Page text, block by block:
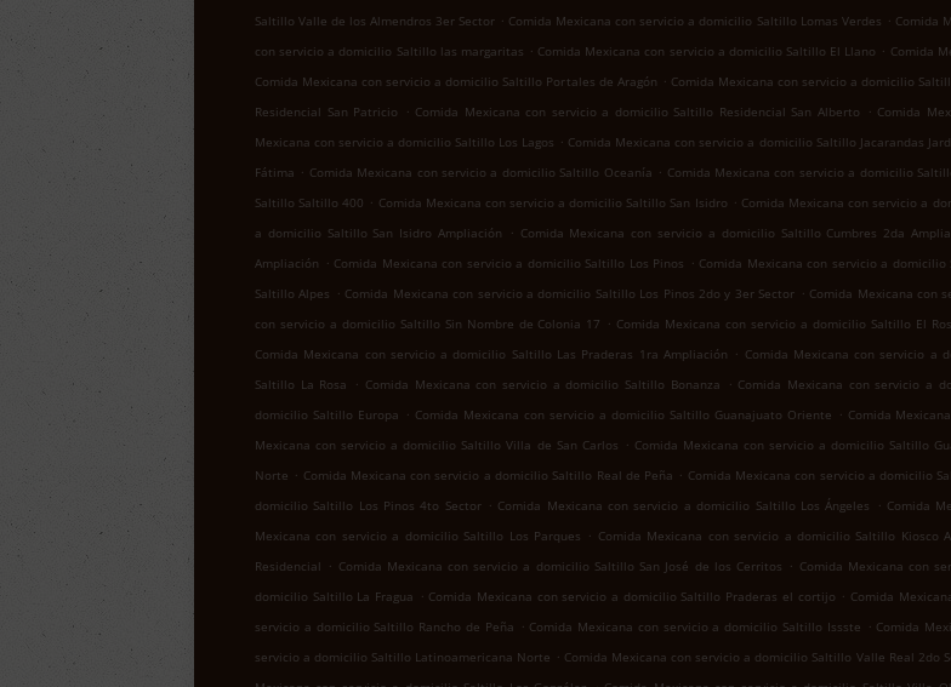
Saltillo Valle de los Almendros 3er Sector . Comida Mexicana con servicio a domicilio Saltillo Lomas Verdes . Comida
con servicio a domicilio Saltillo las margaritas . Comida Mexicana con servicio a domicilio Saltillo El Llano . Comida
Comida Mexicana con servicio a domicilio Saltillo Portales de Aragón . Comida Mexicana con servicio a domicilio
Residencial San Patricio
. Comida Mexicana con servicio a domicilio Saltillo Residencial San Alberto . Comida
Mexicana con servicio a domicilio Saltillo Los Lagos . Comida Mexicana con servicio a domicilio Saltillo Jacarandas
Fátima . Comida Mexicana con servicio a domicilio Saltillo Oceanía . Comida Mexicana con servicio a domicilio
Saltillo Saltillo 400 . Comida Mexicana con servicio a domicilio Saltillo San Isidro . Comida Mexicana con servicio a
a domicilio Saltillo San Isidro Ampliación
. Comida Mexicana con servicio a domicilio Saltillo Cumbres 2da
Ampliación . Comida Mexicana con servicio a domicilio Saltillo Los Pinos . Comida Mexicana con servicio a
Saltillo Alpes . Comida Mexicana con servicio a domicilio Saltillo Los Pinos 2do y 3er Sector . Comida Mexicana con
con servicio a domicilio Saltillo Sin Nombre de Colonia 17 . Comida Mexicana con servicio a domicilio Saltillo El
Comida Mexicana con servicio a domicilio Saltillo Las Praderas 1ra Ampliación . Comida Mexicana con servicio a
Saltillo La Rosa
. Comida Mexicana con servicio a domicilio Saltillo Bonanza . Comida Mexicana con servicio a
domicilio Saltillo Europa . Comida Mexicana con servicio a domicilio Saltillo Guanajuato Oriente . Comida
Mexicana con servicio a domicilio Saltillo Villa de San Carlos . Comida Mexicana con servicio a domicilio Saltillo
Norte . Comida Mexicana con servicio a domicilio Saltillo Real de Peña . Comida Mexicana con servicio a domicilio
domicilio Saltillo Los Pinos 4to Sector . Comida Mexicana con servicio a domicilio Saltillo Los Ángeles . Comida
Mexicana con servicio a domicilio Saltillo Los Parques . Comida Mexicana con servicio a domicilio Saltillo Kiosco
Residencial . Comida Mexicana con servicio a domicilio Saltillo San José de los Cerritos . Comida Mexicana con
domicilio Saltillo La Fragua . Comida Mexicana con servicio a domicilio Saltillo Praderas el cortijo . Comida
servicio a domicilio Saltillo Rancho de Peña . Comida Mexicana con servicio a domicilio Saltillo Issste . Comida
servicio a domicilio Saltillo Latinoamericana Norte . Comida Mexicana con servicio a domicilio Saltillo Valle Real 2do